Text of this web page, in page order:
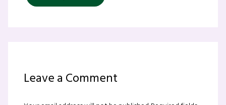
Leave a Comment